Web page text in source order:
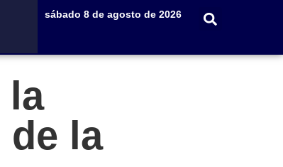
sábado 8 de agosto de 2026
la
la